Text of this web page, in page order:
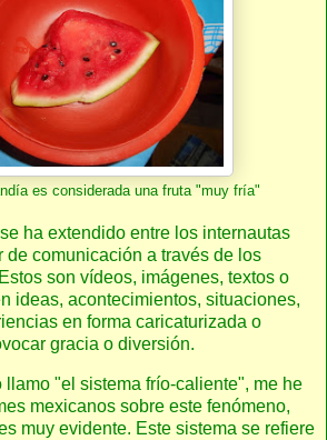
es considerada una fruta "muy fría"
ha extendido entre los internautas
de comunicación a través de los
son vídeos, imágenes, textos o
ideas, acontecimientos, situaciones,
en forma caricaturizada o
gracia o diversión.
"el sistema frío-caliente", me he
mexicanos sobre este fenómeno,
muy evidente. Este sistema se refiere